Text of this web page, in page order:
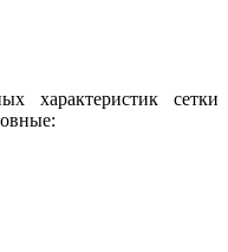
характеристик сетки